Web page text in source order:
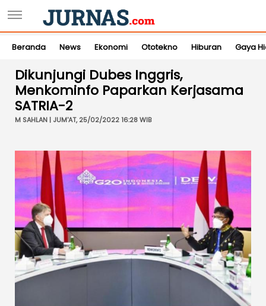
Beranda News Ekonomi Ototekno Hiburan Gaya
Dikunjungi Dubes Inggris,
Menkominfo Paparkan Kerjasama
SATRIA-2
M SAHLAN | JUM'AT, 25/02/2022 16:28 WIB